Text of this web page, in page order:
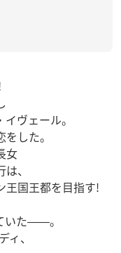
ヴェール。
した。
女
、
王国王都を目指す!
いた――。
、